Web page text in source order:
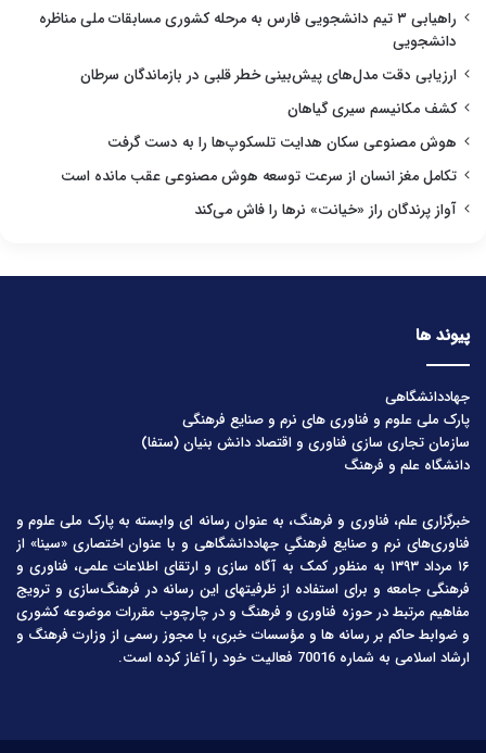
راهیابی ۳ تیم دانشجویی فارس به مرحله کشوری مسابقات ملی مناظره
دانشجویی
ارزیابی دقت مدل‌های پیش‌بینی خطر قلبی در بازماندگان سرطان
کشف مکانیسم سیری گیاهان
هوش مصنوعی سکان هدایت تلسکوپ‌ها را به دست گرفت
تکامل مغز انسان از سرعت توسعه هوش مصنوعی عقب مانده است
آواز پرندگان راز «خیانت» نرها را فاش می‌کند
پیوند ها
جهاددانشگاهی
پارک ملی علوم و فناوری های نرم و صنایع فرهنگی
سازمان تجاری سازی فناوری و اقتصاد دانش بنیان (ستفا)
دانشگاه علم و فرهنگ
خبرگزاری علم، فناوری و فرهنگ، به عنوان رسانه ای وابسته به پارک ملی علوم و
فناوری‌های نرم و صنایع فرهنگیِ جهاددانشگاهی و با عنوان اختصاری «سینا» از
۱۶ مرداد ۱۳۹۳ به منظور کمک به آگاه سازی و ارتقای اطلاعات علمی، فناوری و
فرهنگی جامعه و برای استفاده از ظرفیتهای این رسانه در فرهنگ‌سازی و ترویج
مفاهیم مرتبط در حوزه فناوری و فرهنگ و در چارچوب مقررات موضوعه کشوری
و ضوابط حاکم بر رسانه ها و مؤسسات خبری، با مجوز رسمی از وزارت فرهنگ و
ارشاد اسلامی به شماره 70016 فعالیت خود را آغاز کرده است.